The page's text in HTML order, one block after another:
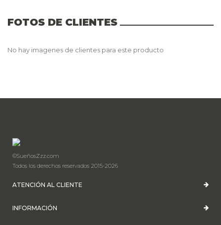
FOTOS DE CLIENTES
No hay imagenes de clientes para este producto
©SueñosZzz.com
Todos los derechos reservados 2015-2026
ATENCIÓN AL CLIENTE
INFORMACIÓN